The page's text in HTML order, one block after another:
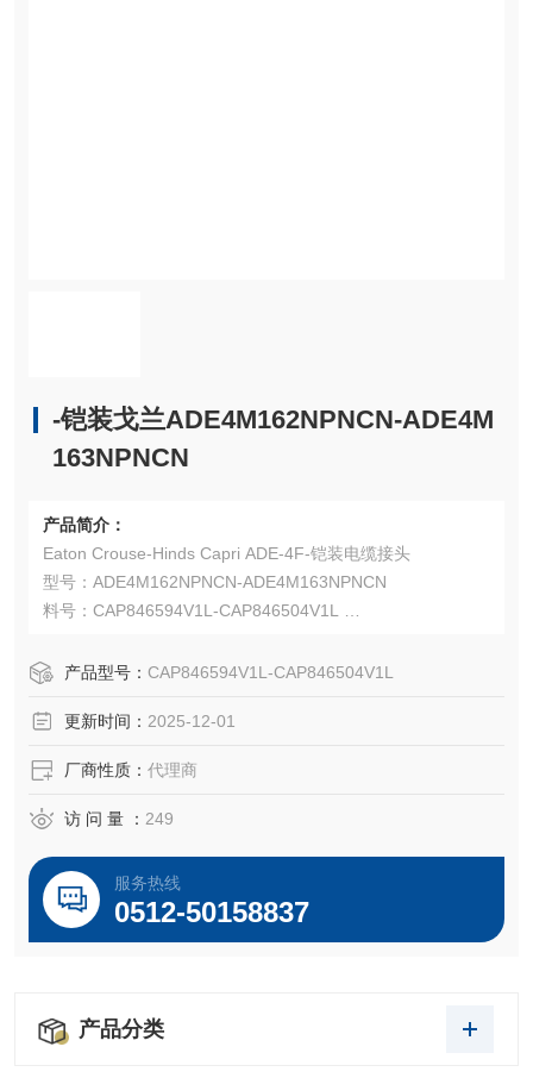
-铠装戈兰ADE4M162NPNCN-ADE4M
163NPNCN
产品简介：
Eaton Crouse-Hinds Capri ADE-4F-铠装电缆接头
型号：ADE4M162NPNCN-ADE4M163NPNCN
料号：CAP846594V1L-CAP846504V1L
Capri ADE-4F 适用于 IEC 和 NEC 安装，并可与多种电缆类
产品型号： CAP846594V1L-CAP846504V1L
更新时间： 2025-12-01
厂商性质： 代理商
访 问 量 ： 249
服务热线
0512-50158837
产品分类